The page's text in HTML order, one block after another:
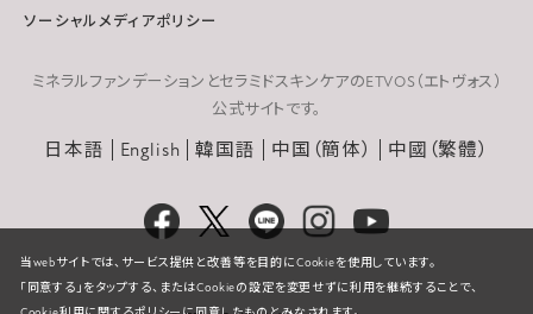
ソーシャルメディアポリシー
ミネラルファンデーションとセラミドスキンケアのETVOS（エトヴォス）
公式サイトです。
日本語 English 韓国語 中国（簡体） 中國（繁體）
当webサイトでは、サービス提供と改善等を目的にCookieを使用しています。
「同意する」をタップする、またはCookieの設定を変更せずに利用を継続することで、